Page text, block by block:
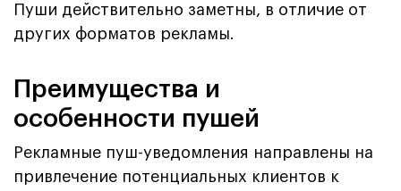
Пуши действительно заметны, в отличие от
других форматов рекламы.
Преимущества и
особенности пушей
Рекламные пуш-уведомления направлены на
привлечение потенциальных клиентов к